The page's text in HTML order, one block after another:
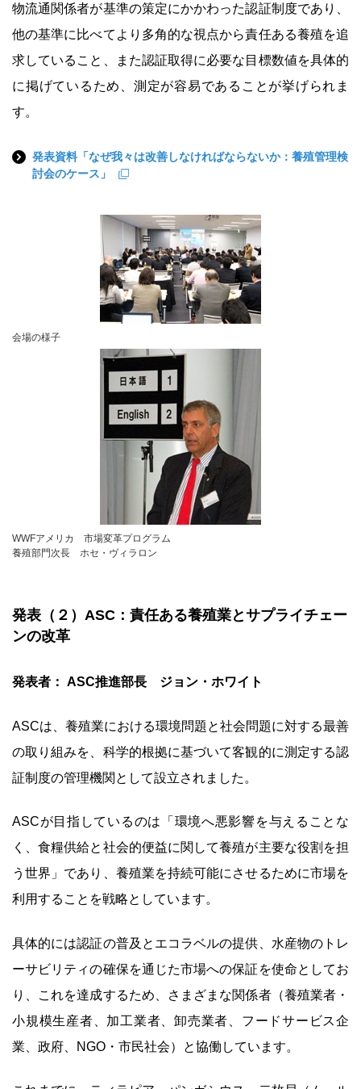
物流通関係者が基準の策定にかかわった認証制度であり、
他の基準に比べてより多角的な視点から責任ある養殖を追
求していること、また認証取得に必要な目標数値を具体的
に掲げているため、測定が容易であることが挙げられま
す。
発表資料「なぜ我々は改善しなければならないか：養殖管理検
討会のケース」
会場の様子
WWFアメリカ 市場変革プログラム
養殖部門次長 ホセ・ヴィラロン
発表（２）ASC：責任ある養殖業とサプライチェー
ンの改革
発表者： ASC推進部長 ジョン・ホワイト
ASCは、養殖業における環境問題と社会問題に対する最善
の取り組みを、科学的根拠に基づいて客観的に測定する認
証制度の管理機関として設立されました。
ASCが目指しているのは「環境へ悪影響を与えることな
く、食糧供給と社会的便益に関して養殖が主要な役割を担
う世界」であり、養殖業を持続可能にさせるために市場を
利用することを戦略としています。
具体的には認証の普及とエコラベルの提供、水産物のトレ
ーサビリティの確保を通じた市場への保証を使命としてお
り、これを達成するため、さまざまな関係者（養殖業者・
小規模生産者、加工業者、卸売業者、フードサービス企
業、政府、NGO・市民社会）と協働しています。